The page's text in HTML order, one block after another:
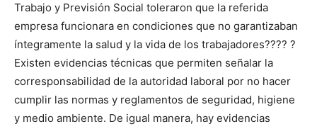
Trabajo y Previsión Social toleraron que la referida
empresa funcionara en condiciones que no garantizaban
íntegramente la salud y la vida de los trabajadores???? ?
Existen evidencias técnicas que permiten señalar la
corresponsabilidad de la autoridad laboral por no hacer
cumplir las normas y reglamentos de seguridad, higiene
y medio ambiente. De igual manera, hay evidencias